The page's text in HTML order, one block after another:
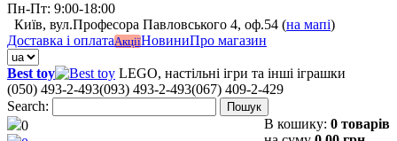
Пн-Пт: 9:00-18:00
Київ, вул.Професора Павловського 4, оф.54 (на мапі)
Доставка і оплатаАкціїНовиниПро магазин
Best toy
LEGO, настільні ігри та інші іграшки
(050) 493-2-493(093) 493-2-493(067) 409-2-429
Search:
Пошук
0 В кошику: 0 товарів